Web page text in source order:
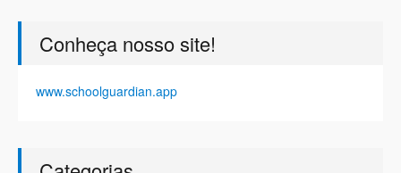
Conheça nosso site!
www.schoolguardian.app